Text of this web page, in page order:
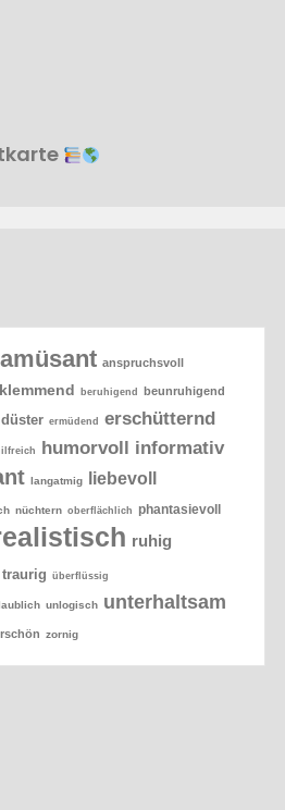
amüsant anspruchsvoll
beruhigend beunruhigend
düster ermüdend erschütternd
humorvoll informativ
langatmig liebevoll
nüchtern oberflächlich phantasievoll
ruhig
traurig überflüssig
unlogisch unterhaltsam
zornig